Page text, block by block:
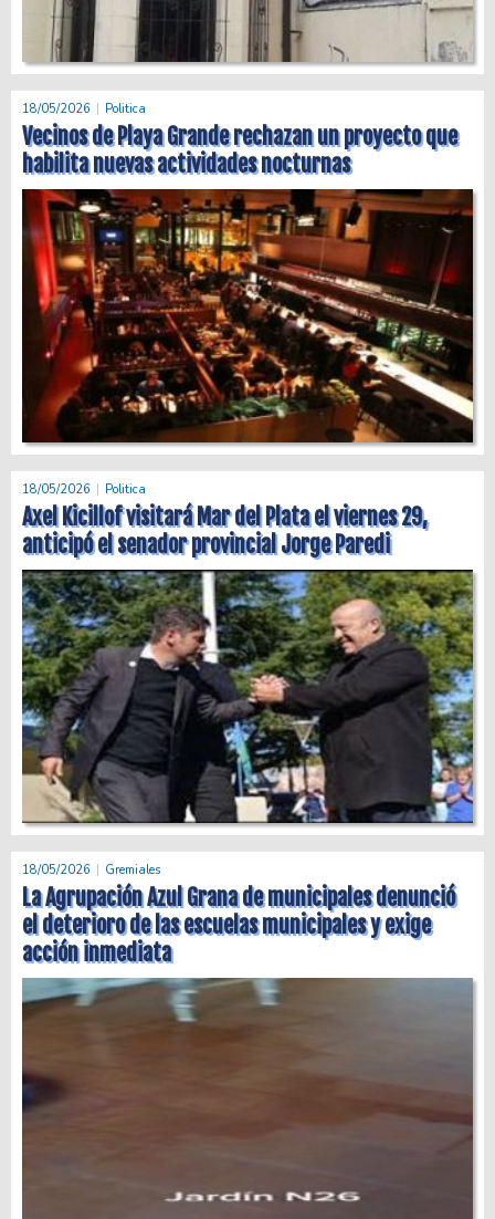
18/05/2026 Politica
Vecinos de Playa Grande rechazan un proyecto que
habilita nuevas actividades nocturnas
18/05/2026 Politica
Axel Kicillof visitará Mar del Plata el viernes 29,
anticipó el senador provincial Jorge Paredi
18/05/2026 Gremiales
La Agrupación Azul Grana de municipales denunció
el deterioro de las escuelas municipales y exige
acción inmediata